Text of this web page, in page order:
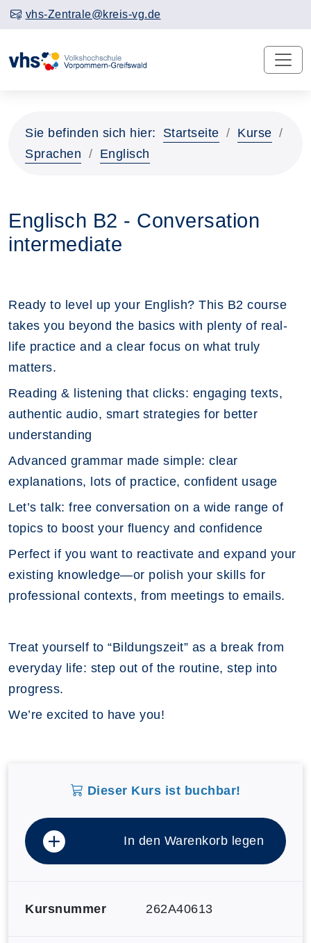
vhs-Zentrale@kreis-vg.de
Sie befinden sich hier: Startseite
Kurse
Sprachen
Englisch
Englisch B2 - Conversation
intermediate
Ready to level up your English? This B2 course
takes you beyond the basics with plenty of real-
life practice and a clear focus on what truly
matters.
Reading & listening that clicks: engaging texts,
authentic audio, smart strategies for better
understanding
Advanced grammar made simple: clear
explanations, lots of practice, confident usage
Let’s talk: free conversation on a wide range of
topics to boost your fluency and confidence
Perfect if you want to reactivate and expand your
existing knowledge—or polish your skills for
professional contexts, from meetings to emails.
Treat yourself to “Bildungszeit” as a break from
everyday life: step out of the routine, step into
progress.
We’re excited to have you!
Dieser Kurs ist buchbar!
In den Warenkorb legen
Kursnummer 262A40613